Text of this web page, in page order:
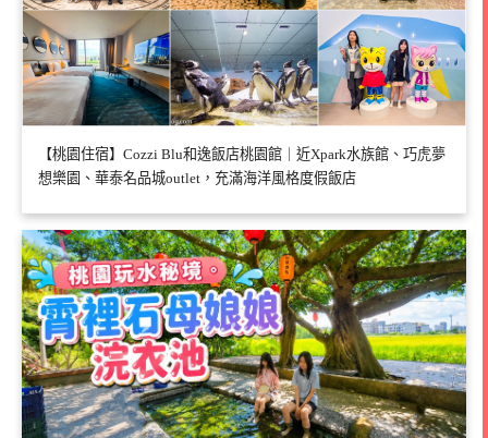
【桃園住宿】Cozzi Blu和逸飯店桃園館｜近Xpark水族館、巧虎夢
想樂園、華泰名品城outlet，充滿海洋風格度假飯店